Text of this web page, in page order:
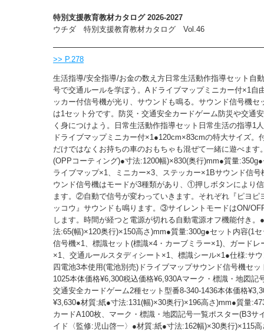
特別支援教育教材カタログ 2026-2027
ウチダ 特別支援教育教材カタログ Vol.46
>> P.278
生活指導/安全指導/お金の数え方日常生活動作指導セット自
号で交通ルールを学ぼう。Aドライブマップミニカー付×1自
ッカー付信号機が光り、サウンドも鳴る。サウンド信号機
は1セット分です。防災・交通安全カードゲーム防災や交通
く身につけよう。日常生活動作指導セット日常生活の指導1
ドライブマップミニカー付×1●120cm×83cmの特大サイズ。
だけではなくお持ちの車のおもちゃも混ぜて一緒に遊べます
(OPPコーティング)●寸法:1200幅)×830(奥行)mm●質量
ライブマップ×1、ミニカー×3、ステッカー×1Bサウンド信
ウンド信号機はモードが3種類があり、①押しボタンにより
ます。②自動で信号が変わっていきます。それぞれ『ピヨピ
ッコウ』サウンドも鳴ります。③サイレントモードはON/
します。時間が経つと電源が切れる自動電源オフ機能付き。
法:65(幅)×120奥行)×150高さ)mm●質量:300g●セット内容(1
信号機×1、標識セット(標識×4・カーブミラー×1)、ガードレ
×1、交通ルールスタディシート×1、標識シール×1●仕様:サ
四電池3本使用(電池別売)ドライブマップサウンド信号機セッ
1025本体価格¥6,300税込価格¥6,930Aマーク・標識・地図記
交通安全カードゲーム2種セット型番8-340-1436本体価格
¥3,630●材質:紙●寸法:131(幅)×30奥行)×196高さ)mm●質量
カードA100枚、マーク・標識・地図記号一覧ポスター(B3サ
イド〈監修:児山啓一〉●材質:紙●寸法:162幅)×30奥行)×115